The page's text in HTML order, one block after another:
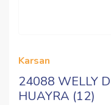
Karsan
24088 WELLY
HUAYRA (12)